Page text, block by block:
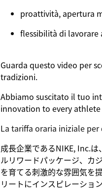
proattività, apertura
flessibilità di lavorare
Guarda questo video per
tradizioni.
Abbiamo suscitato il tuo
innovation to every
La tariffa oraria iniziale
成長企業であるNIKE, Inc.
ルリワードパッケージ、カ
を育てる刺激的な雰囲気を
リートにインスピレーショ